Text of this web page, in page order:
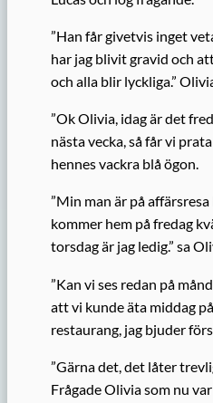
”Han får givetvis inget
har jag blivit gravid och
och alla blir lyckliga.”
”Ok Olivia, idag är det
nästa vecka, så får vi
hennes vackra blå ögon.
”Min man är på
kommer hem på fredag
torsdag är jag ledig.” sa
”Kan vi ses redan på
att vi kunde äta middag
restaurang, jag bjuder
”Gärna det, det låter
Frågade Olivia som nu